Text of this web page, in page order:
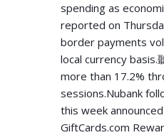
spending as
reported on
border payments
local currency
more than 17.2%
sessions.Nubank
this week
GiftCards.com